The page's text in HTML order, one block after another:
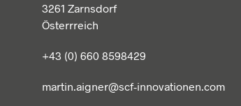
3261 Zarnsdorf
Österrreich
+43 (0) 660 8598429
martin.aigner@scf-innovationen.com